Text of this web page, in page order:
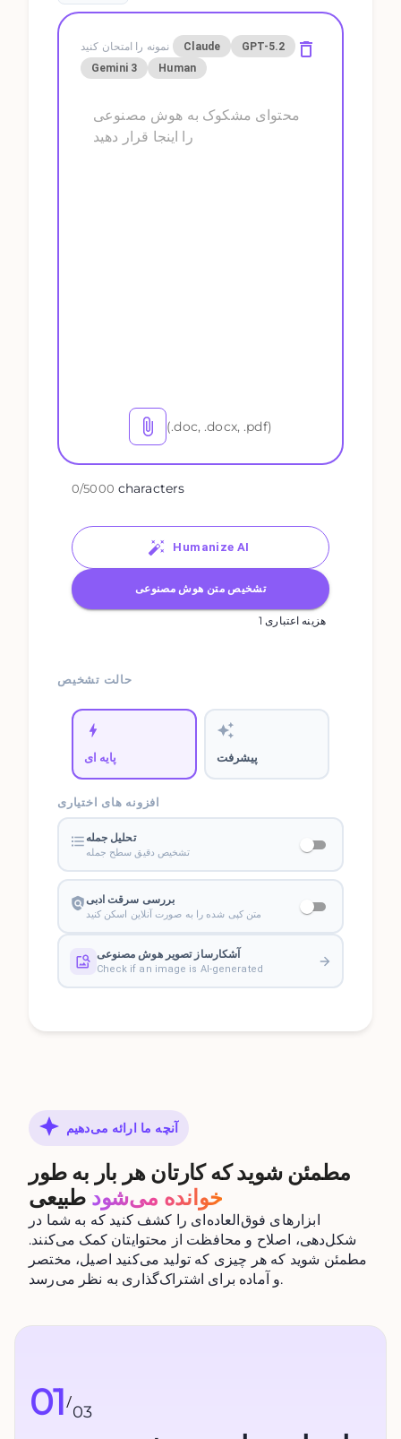
نمونه را امتحان کنید Claude
GPT-5.2
Gemini 3
Human
(.doc, .docx, .pdf)
0/5000 characters
Humanize AI
تشخیص متن هوش مصنوعی
1 هزینه اعتباری
حالت تشخیص
پایه ای پیشرفت
افزونه های اختیاری
تحلیل جمله
تشخیص دقیق سطح جمله
بررسی سرقت ادبی
متن کپی شده را به صورت آنلاین اسکن کنید
آشکارساز تصویر هوش مصنوعی
Check if an image is AI-generated
آنچه ما ارائه می‌دهیم
مطمئن شوید که کارتان هر بار به طور
طبیعی خوانده می‌شود
ابزارهای فوق‌العاده‌ای را کشف کنید که به شما در
شکل‌دهی، اصلاح و محافظت از محتوایتان کمک می‌کنند.
مطمئن شوید که هر چیزی که تولید می‌کنید اصیل، مختصر
و آماده برای اشتراک‌گذاری به نظر می‌رسد.
01 /
03